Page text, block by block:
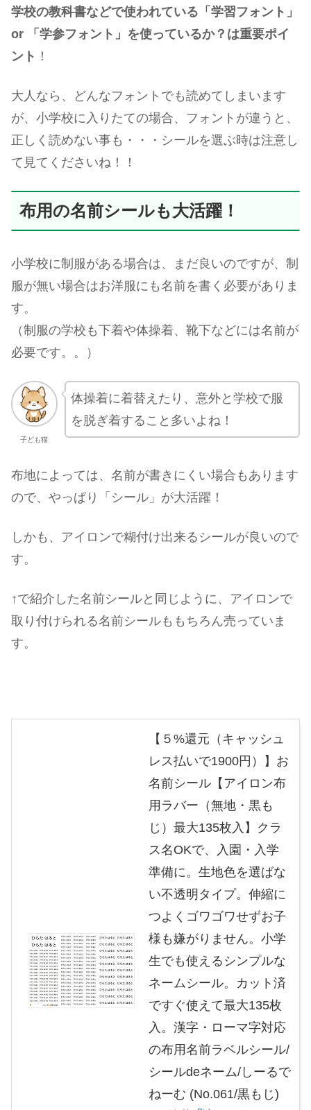
学校の教科書などで使われている「学習フォント」
or 「学参フォント」を使っているか？は重要ポイ
ント ！
大人なら、どんなフォントでも読めてしまいます
が、小学校に入りたての場合、フォントが違うと、
正しく読めない事も・・・シールを選ぶ時は注意し
て見てくださいね！！
布用の名前シールも大活躍！
小学校に制服がある場合は、まだ良いのですが、制
服が無い場合はお洋服にも名前を書く必要がありま
す。
（制服の学校も下着や体操着、靴下などには名前が
必要です。。）
子ども猫
体操着に着替えたり、意外と学校で服
を脱ぎ着すること多いよね！
布地によっては、名前が書きにくい場合もあります
ので、やっぱり「シール」が大活躍！
しかも、アイロンで糊付け出来るシールが良いので
す。
↑で紹介した名前シールと同じように、アイロンで
取り付けられる名前シールももちろん売っていま
す。
【５%還元（キャッシュ
レス払いで1900円）】お
名前シール【アイロン布
用ラバー（無地・黒も
じ）最大135枚入】クラ
ス名OKで、入園・入学
準備に。生地色を選ばな
い不透明タイプ。伸縮に
つよくゴワゴワせずお子
様も嫌がりません。小学
生でも使えるシンプルな
ネームシール。カット済
ですぐ使えて最大135枚
入。漢字・ローマ字対応
の布用名前ラベルシール/
シールdeネーム/しーるで
ねーむ (No.061/黒もじ)